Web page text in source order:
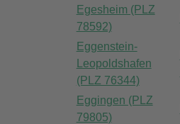
Egesheim (PLZ
78592)
Eggenstein-
Leopoldshafen
(PLZ 76344)
Eggingen (PLZ
79805)